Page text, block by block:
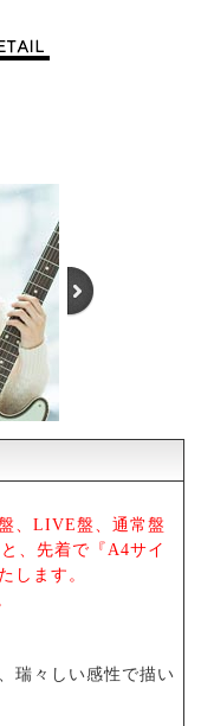
、LIVE盤、通常盤
、先着で『A4サイ
します。
瑞々しい感性で描い